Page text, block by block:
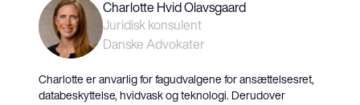
Charlotte Hvid Olavsgaard
Juridisk konsulent
Danske Advokater
Charlotte er anvarlig for fagudvalgene for ansættelsesret,
databeskyttelse, hvidvask og teknologi. Derudover